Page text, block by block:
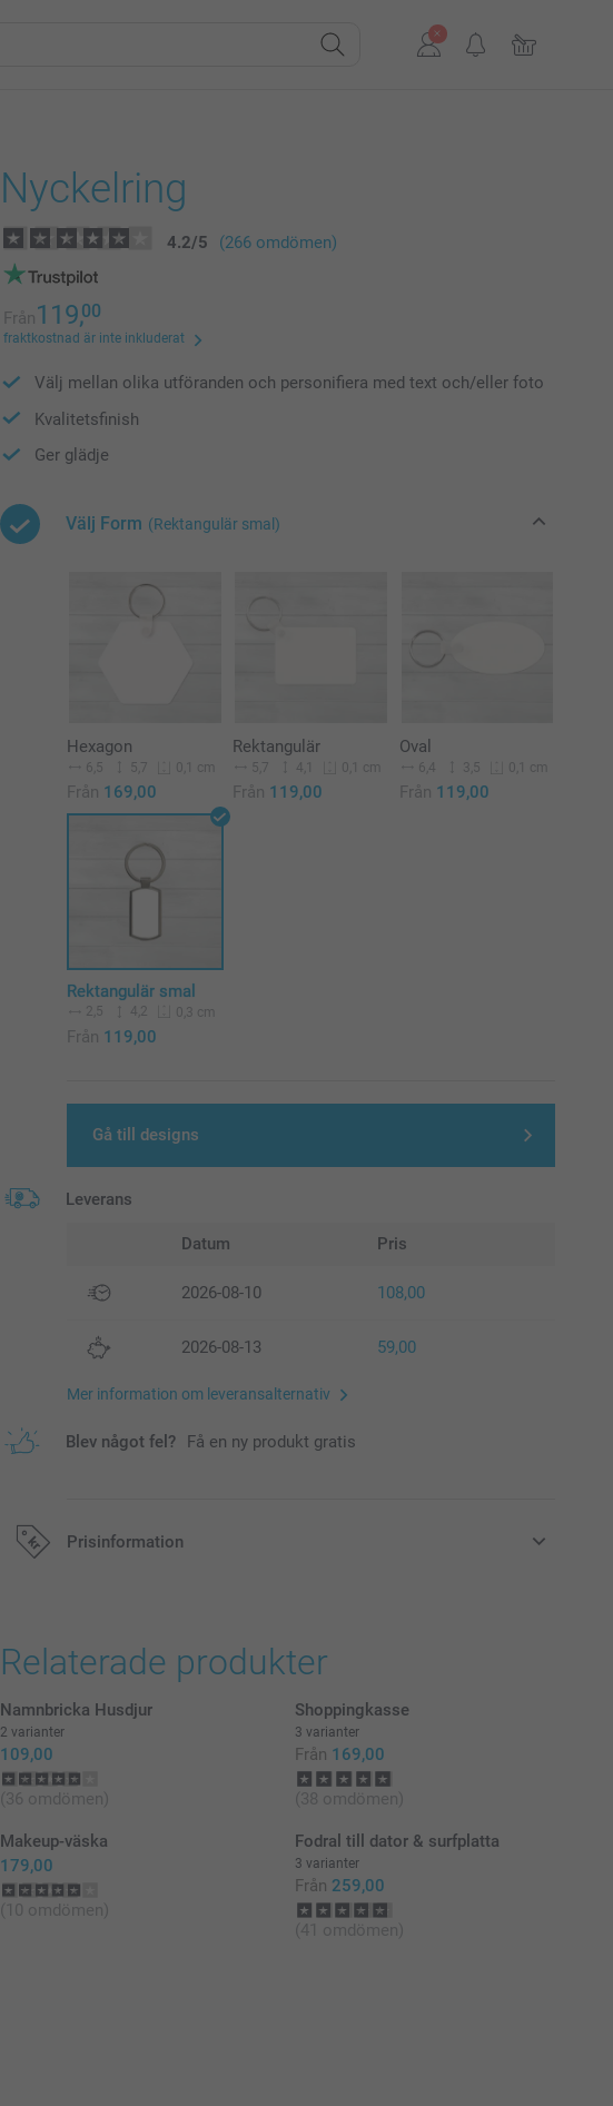
Nyckelring
4.2/5 (266 omdömen)
Från119,00
fraktkostnad är inte inkluderat
Välj mellan olika utföranden och personifiera med text och/eller foto
Kvalitetsfinish
Ger glädje
Välj Form (Rektangulär smal)
Hexagon
6,5 5,7 0,1 cm
Från 169,00
Rektangulär
5,7 4,1 0,1 cm
Från 119,00
Oval
6,4 3,5 0,1 cm
Från 119,00
Rektangulär smal
2,5 4,2 0,3 cm
Från 119,00
Gå till designs
Leverans
Datum Pris
2026-08-10 108,00
2026-08-13 59,00
Mer information om leveransalternativ
Blev något fel? Få en ny produkt gratis
Prisinformation
Relaterade produkter
Namnbricka Husdjur
2 varianter
109,00
(36 omdömen)
Shoppingkasse
3 varianter
Från 169,00
(38 omdömen)
Makeup-väska
179,00
(10 omdömen)
Fodral till dator & surfplatta
3 varianter
Från 259,00
(41 omdömen)